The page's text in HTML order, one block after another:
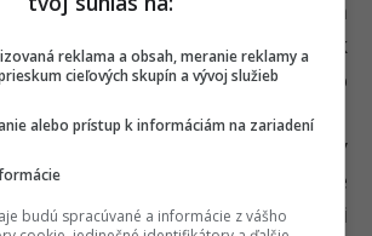
vychádza výmena v malom
s nízkou spotrebou plynu. Ak
10 000 kWh ročne, aj 20 %
dotovanej cene plynu
86 eur ročne. Tam nový
zmysel kvôli úspore, ale
bezpečnosti, dostupnosti
reklama a obsah, meranie reklamy a
cieľových skupín a vývoj služieb
alebo prístup k informáciám na zariadení
budú spracúvané a informácie z vášho